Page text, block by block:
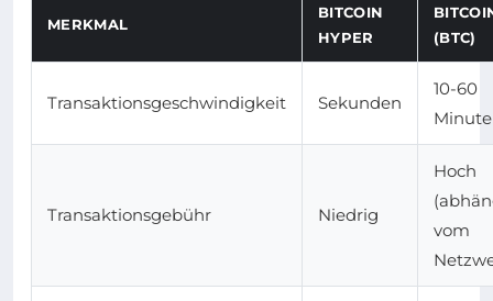
MERKMAL
BITCOIN
HYPER
(BTC)
Transaktionsgeschwindigkeit Sekunden
10-60
Transaktionsgebühr Niedrig
Hoch
vom